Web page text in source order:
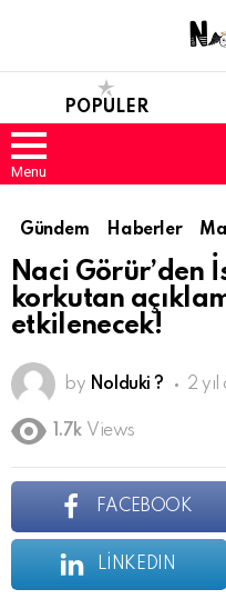
POPULER
Menu
Gündem Haberler
Naci Görür’den
korkutan
etkilenecek!
by Nolduki ? 2 yıl
1.7k Views
FACEBOOK
LINKEDIN